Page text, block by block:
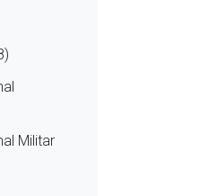
Militar